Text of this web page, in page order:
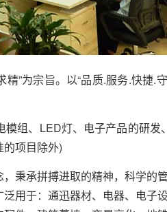
为宗旨。以“品质.服务.快捷.
组、LED灯、电子产品的研发
项目除外)
承拼搏进取的精神，科学的
用于：通迅器材、电器、电子